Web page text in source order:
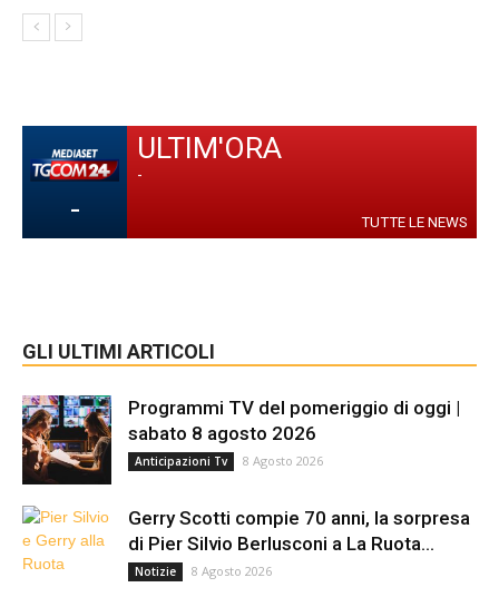
-
ULTIM'ORA
-
TUTTE LE NEWS
GLI ULTIMI ARTICOLI
Programmi TV del pomeriggio di oggi |
sabato 8 agosto 2026
Anticipazioni Tv 8 Agosto 2026
Gerry Scotti compie 70 anni, la sorpresa
di Pier Silvio Berlusconi a La Ruota...
Notizie 8 Agosto 2026